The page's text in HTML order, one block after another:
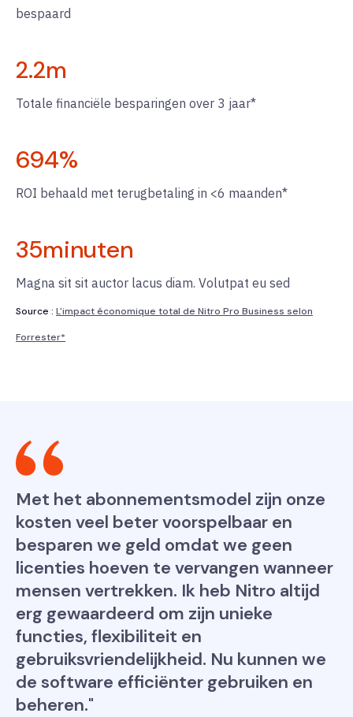
bespaard
2.2m
Totale financiële besparingen over 3 jaar*
694%
ROI behaald met terugbetaling in <6 maanden*
35minuten
Magna sit sit auctor lacus diam. Volutpat eu sed
Source : L'impact économique total de Nitro Pro Business selon
Forrester*
Met het abonnementsmodel zijn onze
kosten veel beter voorspelbaar en
besparen we geld omdat we geen
licenties hoeven te vervangen wanneer
mensen vertrekken. Ik heb Nitro altijd
erg gewaardeerd om zijn unieke
functies, flexibiliteit en
gebruiksvriendelijkheid. Nu kunnen we
de software efficiënter gebruiken en
beheren."